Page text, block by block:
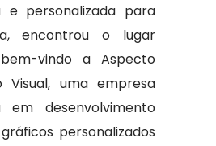
e personalizada para
encontrou o lugar
vindo a Aspecto
Visual, uma empresa
em desenvolvimento
personalizados